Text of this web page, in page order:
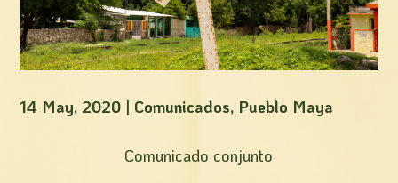
14 May, 2020 | Comunicados, Pueblo Maya
Comunicado conjunto